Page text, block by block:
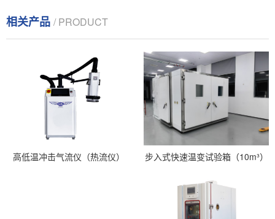
相关产品 / PRODUCT
高低温冲击气流仪（热流仪） 步入式快速温变试验箱（10m³）